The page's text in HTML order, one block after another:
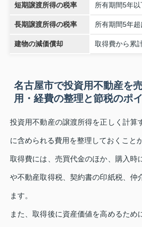
短期譲渡所得の税率 所有期間5年
長期譲渡所得の税率 所有期間5年
建物の減価償却 取得費から累
名古屋市で投資用不動産を
用・経費の整理と節税のポ
投資用不動産の譲渡所得を正しく計算
に含められる費用を整理しておくこと
取得費には、売買代金のほか、購入時
や不動産取得税、契約書の印紙税、仲
ます。
また、取得後に資産価値を高めるため